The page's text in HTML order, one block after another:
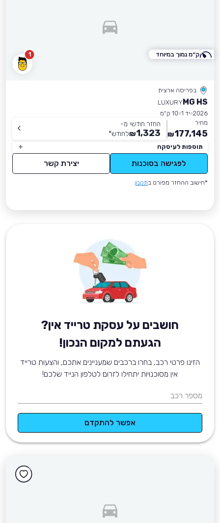
1
בפריסה ארצית
MG HS
LUXURY
2026 יד 1
10 ק״מ
מחיר
177,145
₪
החזר חודשי מ-
1,323
₪לחודש*
תוספות לעיסקה
לפגישה בסוכנות יצירת קשר
*חישוב ההחזר מפורט בתקנון
ק״מ נמוך במיוחד
חושבים על עסקת טרייד אין?
הגעתם למקום הנכון!
הזינו פרטי רכב, בחרו ברכבים שמעניינים אתכם, והצעות טרייד
אין מסוכנויות יתחילו לזרום לטלפון הנייד שלכם!
מספר רכב
אפשר להתקדם